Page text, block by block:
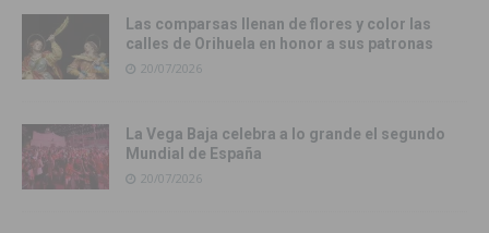
Las comparsas llenan de flores y color las
calles de Orihuela en honor a sus patronas
20/07/2026
La Vega Baja celebra a lo grande el segundo
Mundial de España
20/07/2026